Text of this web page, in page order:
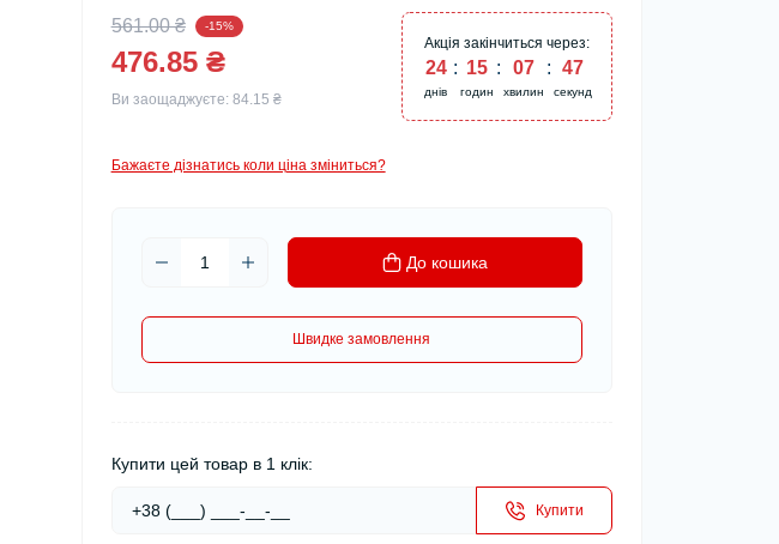
561.00 ₴ -15%
476.85 ₴
Ви заощаджуєте: 84.15 ₴
Акція закінчиться через:
24
днів
: 15
годин
: 07
хвилин
: 46
секунд
Бажаєте дізнатись коли ціна зміниться?
До кошика
Швидке замовлення
Купити цей товар в 1 клік:
Купити